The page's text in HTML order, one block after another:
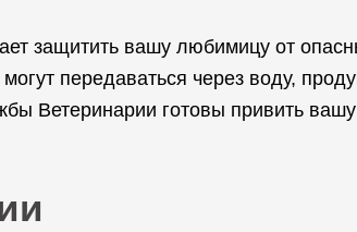
защитить вашу любимицу от
передаваться через воду,
Ветеринарии готовы привить